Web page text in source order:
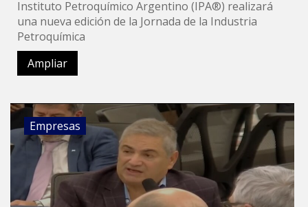
Instituto Petroquímico Argentino (IPA®) realizará
una nueva edición de la Jornada de la Industria
Petroquímica
Ampliar
Empresas